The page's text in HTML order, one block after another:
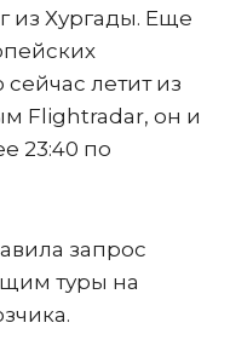
из Хургады. Еще
летит из
Flightradar, он и
23:40 по
запрос
туры на